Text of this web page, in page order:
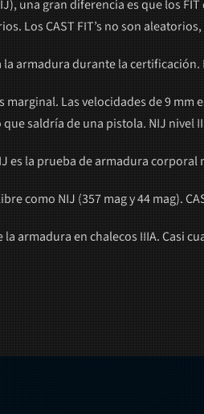
una gran diferencia es que los
Los CAST FIT’s no son
la armadura durante la
marginal. Las velocidades de 9
saldría de una pistola. NIJ
es la prueba de armadura corporal
como NIJ (357 mag y 44 mag).
la armadura en chalecos IIIA. Casi